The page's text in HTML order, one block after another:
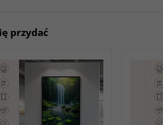
przydać